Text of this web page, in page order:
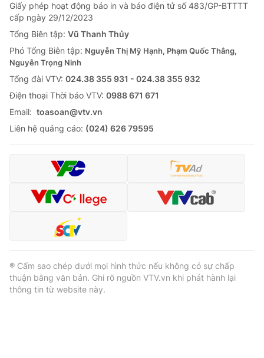
Giấy phép hoạt động báo in và báo điện tử số 483/GP-BTTTT
cấp ngày 29/12/2023
Tổng Biên tập: Vũ Thanh Thủy
Phó Tổng Biên tập: Nguyễn Thị Mỹ Hạnh, Phạm Quốc Thắng,
Nguyễn Trọng Ninh
Tổng đài VTV: 024.38 355 931 - 024.38 355 932
Ðiện thoại Thời báo VTV: 0988 671 671
Email: toasoan@vtv.vn
Liên hệ quảng cáo: (024) 626 79595
® Cấm sao chép dưới mọi hình thức nếu không có sự chấp
thuận bằng văn bản. Ghi rõ nguồn VTV.vn khi phát hành lại
thông tin từ website này.